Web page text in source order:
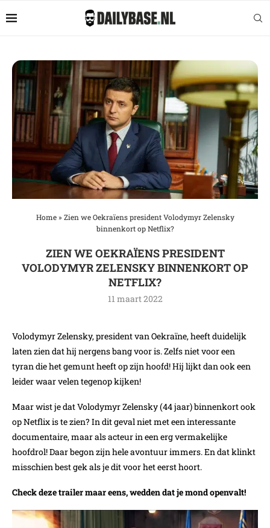
Home» Zien we Oekraïens president Volodymyr Zelensky
binnenkort op Netflix?
ZIEN WE OEKRAÏENS PRESIDENT
VOLODYMYR ZELENSKY BINNENKORT OP
NETFLIX?
11 maart 2022
Volodymyr Zelensky, president van Oekraïne, heeft duidelijk
laten zien dat hij nergens bang voor is. Zelfs niet voor een
tyran die het gemunt heeft op zijn hoofd! Hij lijkt dan ook een
leider waar velen tegenop kijken!
Maar wist je dat Volodymyr Zelensky (44 jaar) binnenkort ook
op Netflix is te zien? In dit geval niet met een interessante
documentaire, maar als acteur in een erg vermakelijke
hoofdrol! Daar begon zijn hele avontuur immers. En dat klinkt
misschien best gek als je dit voor het eerst hoort.
Check deze trailer maar eens, wedden dat je mond openvalt!